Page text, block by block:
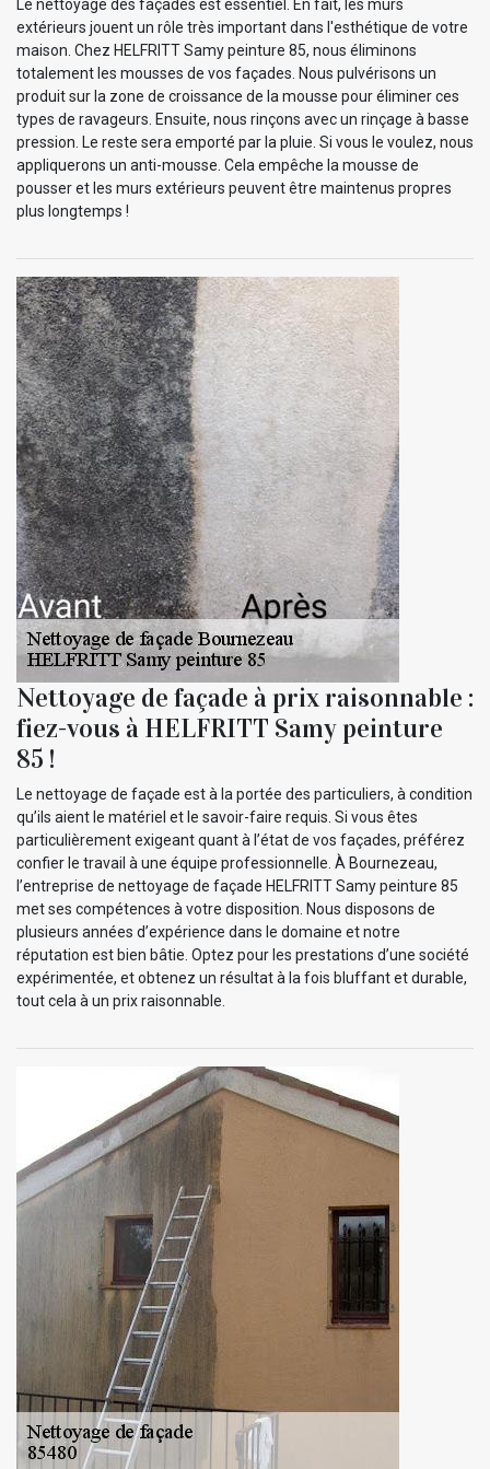
Le nettoyage des façades est essentiel. En fait, les murs
extérieurs jouent un rôle très important dans l'esthétique de votre
maison. Chez HELFRITT Samy peinture 85, nous éliminons
totalement les mousses de vos façades. Nous pulvérisons un
produit sur la zone de croissance de la mousse pour éliminer ces
types de ravageurs. Ensuite, nous rinçons avec un rinçage à basse
pression. Le reste sera emporté par la pluie. Si vous le voulez, nous
appliquerons un anti-mousse. Cela empêche la mousse de
pousser et les murs extérieurs peuvent être maintenus propres
plus longtemps !
Nettoyage de façade à prix raisonnable :
fiez-vous à HELFRITT Samy peinture
85 !
Le nettoyage de façade est à la portée des particuliers, à condition
qu’ils aient le matériel et le savoir-faire requis. Si vous êtes
particulièrement exigeant quant à l’état de vos façades, préférez
confier le travail à une équipe professionnelle. À Bournezeau,
l’entreprise de nettoyage de façade HELFRITT Samy peinture 85
met ses compétences à votre disposition. Nous disposons de
plusieurs années d’expérience dans le domaine et notre
réputation est bien bâtie. Optez pour les prestations d’une société
expérimentée, et obtenez un résultat à la fois bluffant et durable,
tout cela à un prix raisonnable.